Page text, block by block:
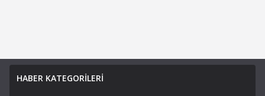
HABER KATEGORİLERİ